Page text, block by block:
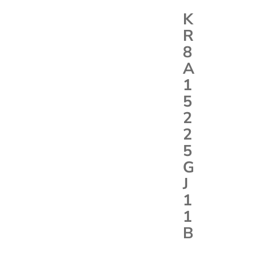
K
R
8
A
1
5
2
2
5
G
J
1
1
B